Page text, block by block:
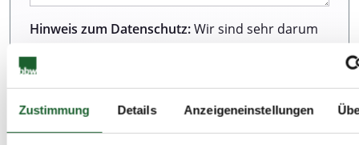
Zustimmung Details Anzeigeneinstellungen
Hinweis zum Datenschutz:Wir sind sehr darum
unserer Webseite einen ausgezeichneten Service
zu bieten. Dazu gehört auch der Schutz Ihrer
Daten. Weitere Informationen zur Erhebung und
Verarbeitung personenbezogener Daten können